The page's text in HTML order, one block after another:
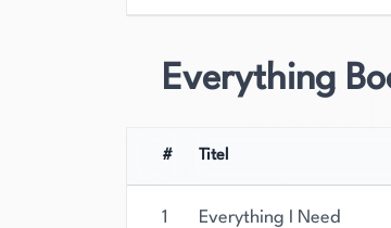
Everything
# Titel
1 Everything I Need